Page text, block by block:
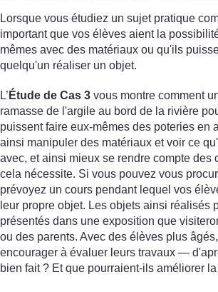
Lorsque vous étudiez un sujet pratique
important que vos élèves aient la
mêmes avec des matériaux ou qu'ils
quelqu'un réaliser un objet.
L’ Étude de Cas 3 vous montre comment
ramasse de l'argile au bord de la rivière
puissent faire eux-mêmes des poteries en
ainsi manipuler des matériaux et voir ce
avec, et ainsi mieux se rendre compte des
cela nécessite. Si vous pouvez vous
prévoyez un cours pendant lequel vos
leur propre objet. Les objets ainsi réalisés
présentés dans une exposition que
ou des parents. Avec des élèves plus
encourager à évaluer leurs travaux —
bien fait ? Et que pourraient-ils améliorer